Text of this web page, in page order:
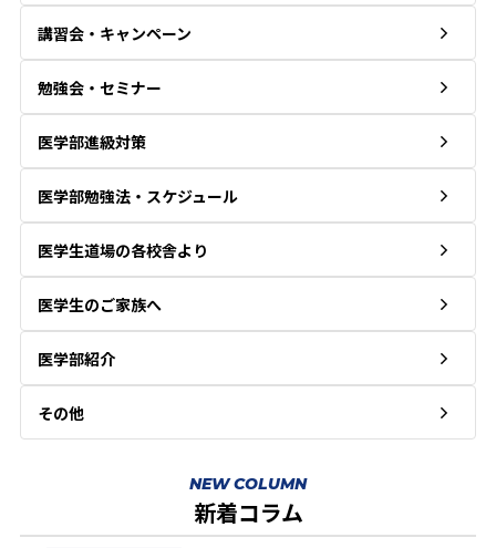
講習会・キャンペーン
勉強会・セミナー
医学部進級対策
医学部勉強法・スケジュール
医学生道場の各校舎より
医学生のご家族へ
医学部紹介
その他
NEW COLUMN
新着コラム